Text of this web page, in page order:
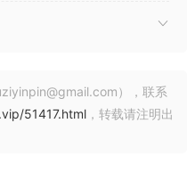
出惊人的性能和效率，并
Apple 神经网络引擎共享
），联系
51417.html ，转载请注明出